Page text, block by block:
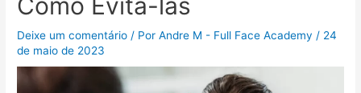
Deixe um comentário / PorAndre M - Full Face Academy / 24
de maio de 2023